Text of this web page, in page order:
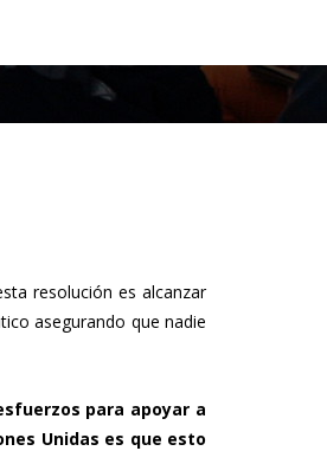
resolución es alcanzar
asegurando que nadie
para apoyar a
Unidas es que esto